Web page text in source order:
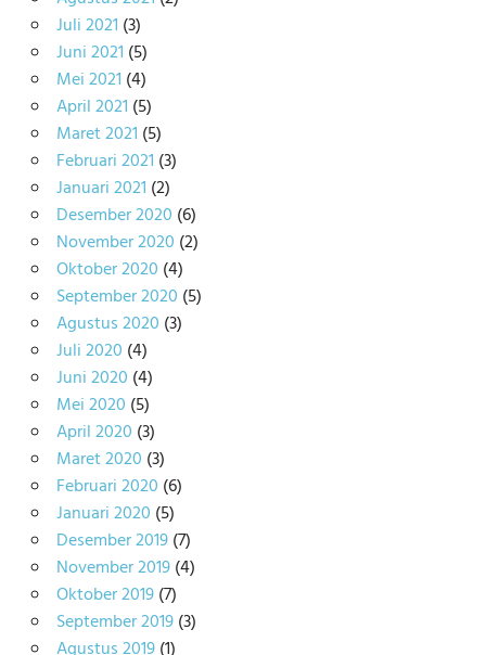
Juli 2021 (3)
Juni 2021 (5)
Mei 2021 (4)
April 2021 (5)
Maret 2021 (5)
Februari 2021 (3)
Januari 2021 (2)
Desember 2020 (6)
November 2020 (2)
Oktober 2020 (4)
September 2020 (5)
Agustus 2020 (3)
Juli 2020 (4)
Juni 2020 (4)
Mei 2020 (5)
April 2020 (3)
Maret 2020 (3)
Februari 2020 (6)
Januari 2020 (5)
Desember 2019(7)
November 2019(4)
Oktober 2019(7)
September 2019(3)